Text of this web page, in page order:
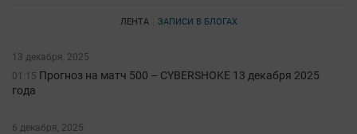
ЛЕНТА ЗАПИСИ В БЛОГАХ
13 декабря, 2025
01:15 Прогноз на матч 500 – CYBERSHOKE 13 декабря 2025
года
6 декабря, 2025